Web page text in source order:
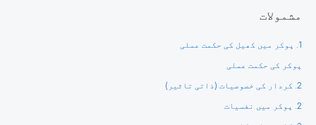
مشمولات
1. پوکر میں کھیل کی حکمت عملی
پوکر کی حکمت عملی
2. کردار کی خصوصیات (ذاتی تاثیر)
2. پوکر میں نفسیات